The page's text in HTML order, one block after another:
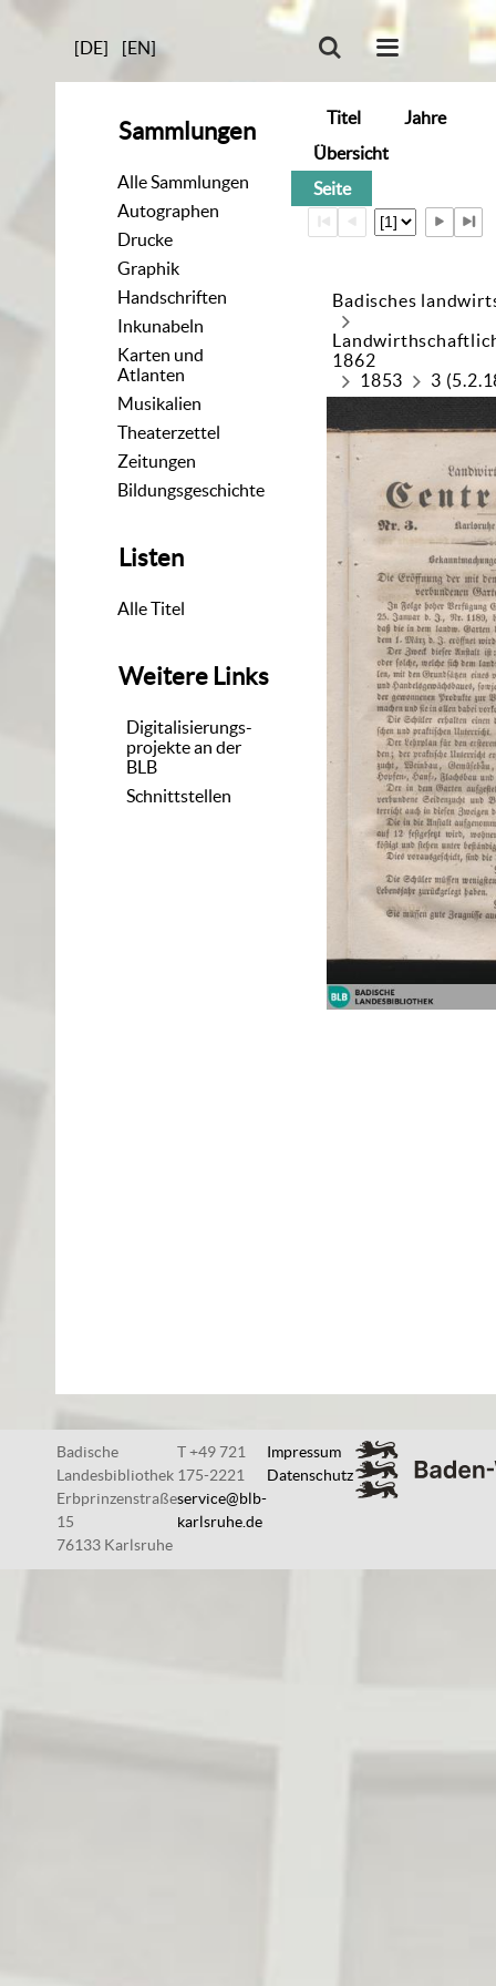
[DE] [EN]
Sammlungen
Alle Sammlungen
Autographen
Drucke
Graphik
Handschriften
Inkunabeln
Karten und
Atlanten
Musikalien
Theaterzettel
Zeitungen
Bildungsgeschichte
Listen
Alle Titel
Weitere Links
Digitalisierungs-
projekte an der
BLB
Schnittstellen
Titel
Jahre
Übersicht
Seite
Badisches
1862
1853
3
Badische
Landesbibliothek
Erbprinzenstraße
15
76133 Karlsruhe
T +49 721
175-2221
service@blb-
karlsruhe.de
Impressum
Datenschutz